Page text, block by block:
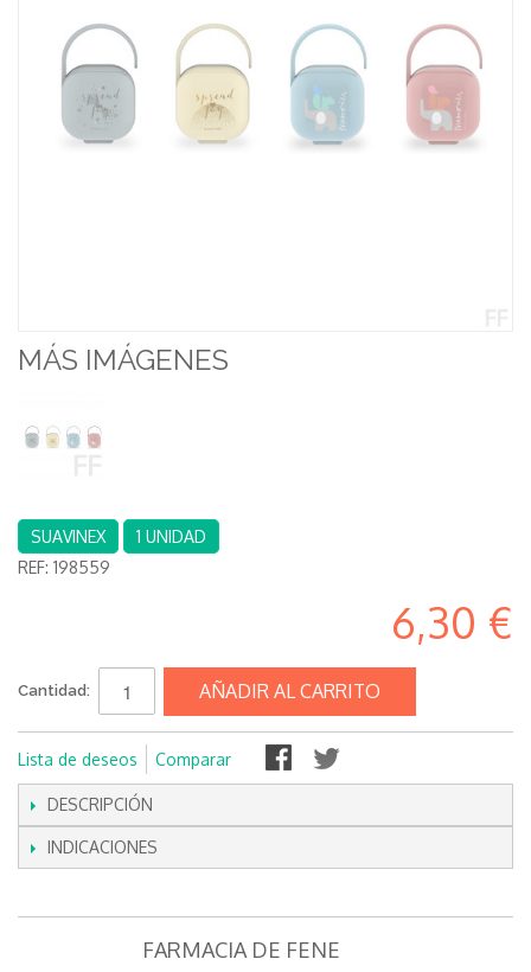
MÁS IMÁGENES
SUAVINEX
1 UNIDAD
REF: 198559
6,30 €
Cantidad: AÑADIR AL CARRITO
Lista de deseos Comparar
DESCRIPCIÓN
INDICACIONES
FARMACIA DE FENE